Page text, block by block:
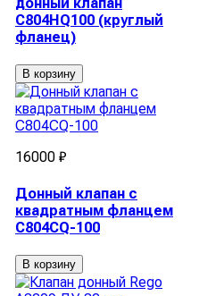
C804HQ100 (круглый
фланец)
В корзину
16000 ₽
Донный клапан с
квадратным фланцем
C804CQ-100
В корзину